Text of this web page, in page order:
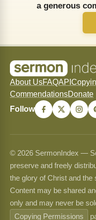
a generous
About UsFAQAPI
CommendationsDonate
Follow
© 2026 SermonIndex —
preserve and freely
the glory of Christ and the
Content may be shared
only and may never be
Copying Permissions